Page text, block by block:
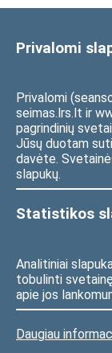
Privalomi
Privalomi
seimas.lrs.lt ir
pagrindinių
Jūsų duotam
davėte.
slapukų.
Statistikos
Analitiniai
tobulinti
apie jos
Daugiau